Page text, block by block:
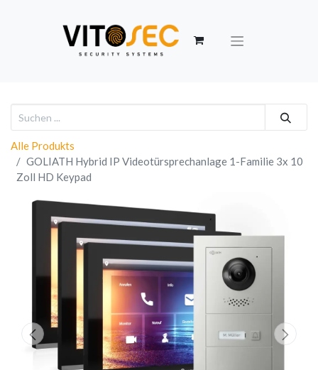
Alle Produkts
GOLIATH Hybrid IP Videotürsprechanlage 1-Familie 3x 10
Zoll HD Keypad